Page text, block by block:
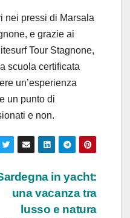
nei pressi di Marsala
e grazie ai
Tour Stagnone,
scuola certificata
un’esperienza
un punto di
e non.
in yacht:
una vacanza tra
lusso e natura